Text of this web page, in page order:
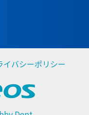
イバシーポリシー